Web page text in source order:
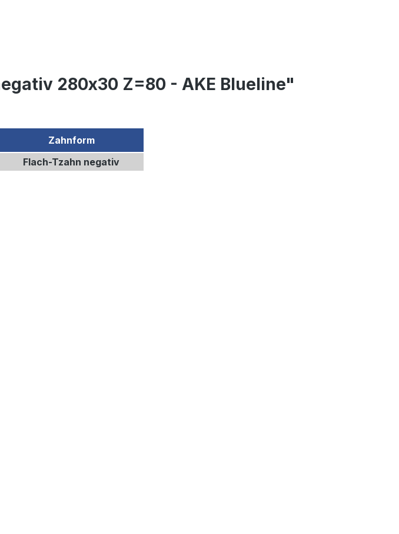
280x30 Z=80 - AKE Blueline"
Zahnform
Flach-Tzahn negativ